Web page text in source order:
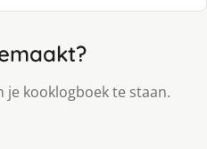
kooklogboek te staan.